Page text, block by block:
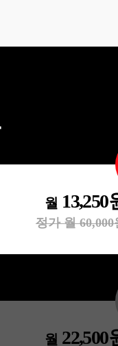
월 13,250
정가 월60,000
월 22,500